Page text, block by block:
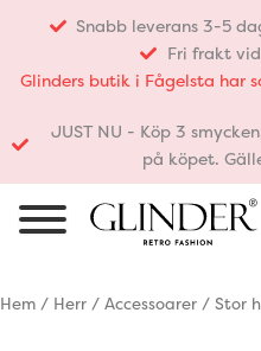
innehåll
Snabb leverans 3-5
Fri frakt
Glinders butik i Fågelsta har
JUST NU - Köp 3
på köpet.
Hem / Herr / Accessoarer / Stor